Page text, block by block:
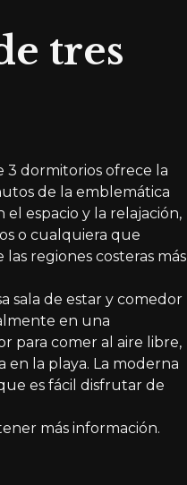
tres
3 dormitorios ofrece la
de la emblemática
el espacio y la relajación,
o cualquiera que
regiones costeras más
sala de estar y comedor
en una
para comer al aire libre,
en la playa. La moderna
es fácil disfrutar de
más información.